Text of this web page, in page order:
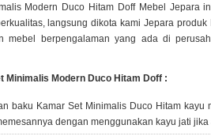
Modern Duco Hitam Doff Mebel Jepara
langsung dikota kami Jepara
mebel berpengalaman yang ada di
Minimalis Modern Duco Hitam Doff :
baku Kamar Set Minimalis Duco Hitam kayu
dengan menggunakan kayu jati